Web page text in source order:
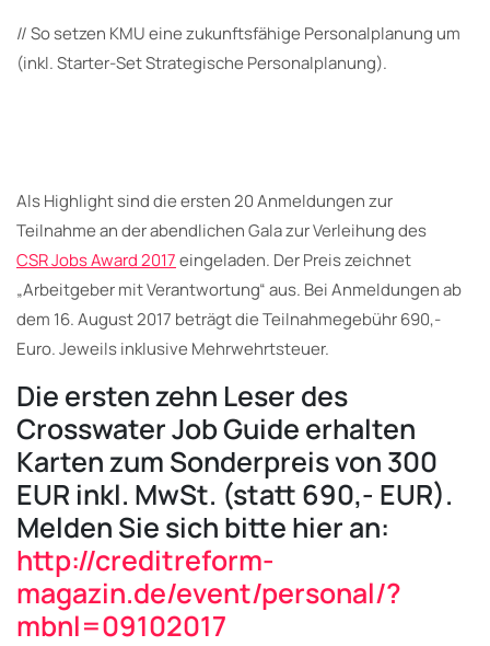
// So setzen KMU eine zukunftsfähige Personalplanung um
(inkl. Starter-Set Strategische Personalplanung).
Als Highlight sind die ersten 20 Anmeldungen zur
Teilnahme an der abendlichen Gala zur Verleihung des
CSR Jobs Award 2017eingeladen. Der Preis zeichnet
„Arbeitgeber mit Verantwortung“ aus. Bei Anmeldungen ab
dem 16. August 2017 beträgt die Teilnahmegebühr 690,-
Euro. Jeweils inklusive Mehrwehrtsteuer.
Die ersten zehn Leser des
Crosswater Job Guide erhalten
Karten zum Sonderpreis von 300
EUR inkl. MwSt. (statt 690,- EUR).
Melden Sie sich bitte hier an:
http://creditreform-
magazin.de/event/personal/?
mbnl=09102017